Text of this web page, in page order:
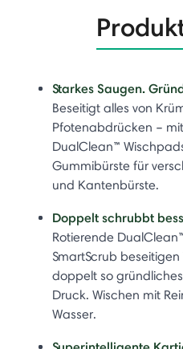
Starkes Saugen.
Beseitigt alles von
Pfotenabdrücken –
DualClean™
Gummibürste für
und Kantenbürste.
Doppelt schrubbt
Rotierende
SmartScrub
doppelt so
Druck. Wischen mit
Wasser.